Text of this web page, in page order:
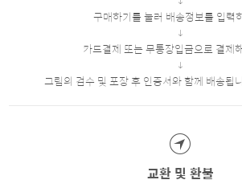
구매하기를 눌러 배송정보를 입력
카드결제 또는 무통장입금으로 결제
그림의 검수 및 포장 후 인증서와 함께 배송됩
교환 및 환불